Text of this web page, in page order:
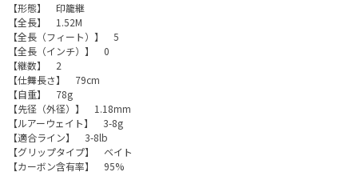
【形態】 印籠継
【全長】 1.52M
【全長（フィート）】 5
【全長（インチ）】 0
【継数】 2
【仕舞長さ】 79cm
【自重】 78g
【先径（外径）】 1.18mm
【ルアーウェイト】 3-8g
【適合ライン】 3-8lb
【グリップタイプ】 ベイト
【カーボン含有率】 95%